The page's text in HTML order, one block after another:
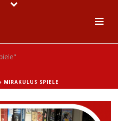
MIRAKULUS SPIELE